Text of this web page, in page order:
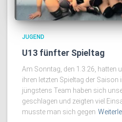
JUGEND
U13 fünfter Spieltag
Am Sonntag, den 1.3.26, hatten
ihren letzten Spieltag der Saison
jüngstens Team haben sich
geschlagen und zeigten viel
musste man sich gegen